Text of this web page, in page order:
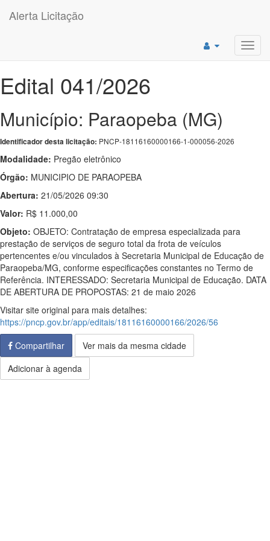
Alerta Licitação
Edital 041/2026
Município: Paraopeba (MG)
Identificador desta licitação: PNCP-18116160000166-1-000056-2026
Modalidade: Pregão eletrônico
Órgão: MUNICIPIO DE PARAOPEBA
Abertura: 21/05/2026 09:30
Valor: R$ 11.000,00
Objeto: OBJETO: Contratação de empresa especializada para
prestação de serviços de seguro total da frota de veículos
pertencentes e/ou vinculados à Secretaria Municipal de Educação de
Paraopeba/MG, conforme especificações constantes no Termo de
Referência. INTERESSADO: Secretaria Municipal de Educação. DATA
DE ABERTURA DE PROPOSTAS: 21 de maio 2026
Visitar site original para mais detalhes:
https://pncp.gov.br/app/editais/18116160000166/2026/56
Compartilhar
Ver mais da mesma cidade
Adicionar à agenda